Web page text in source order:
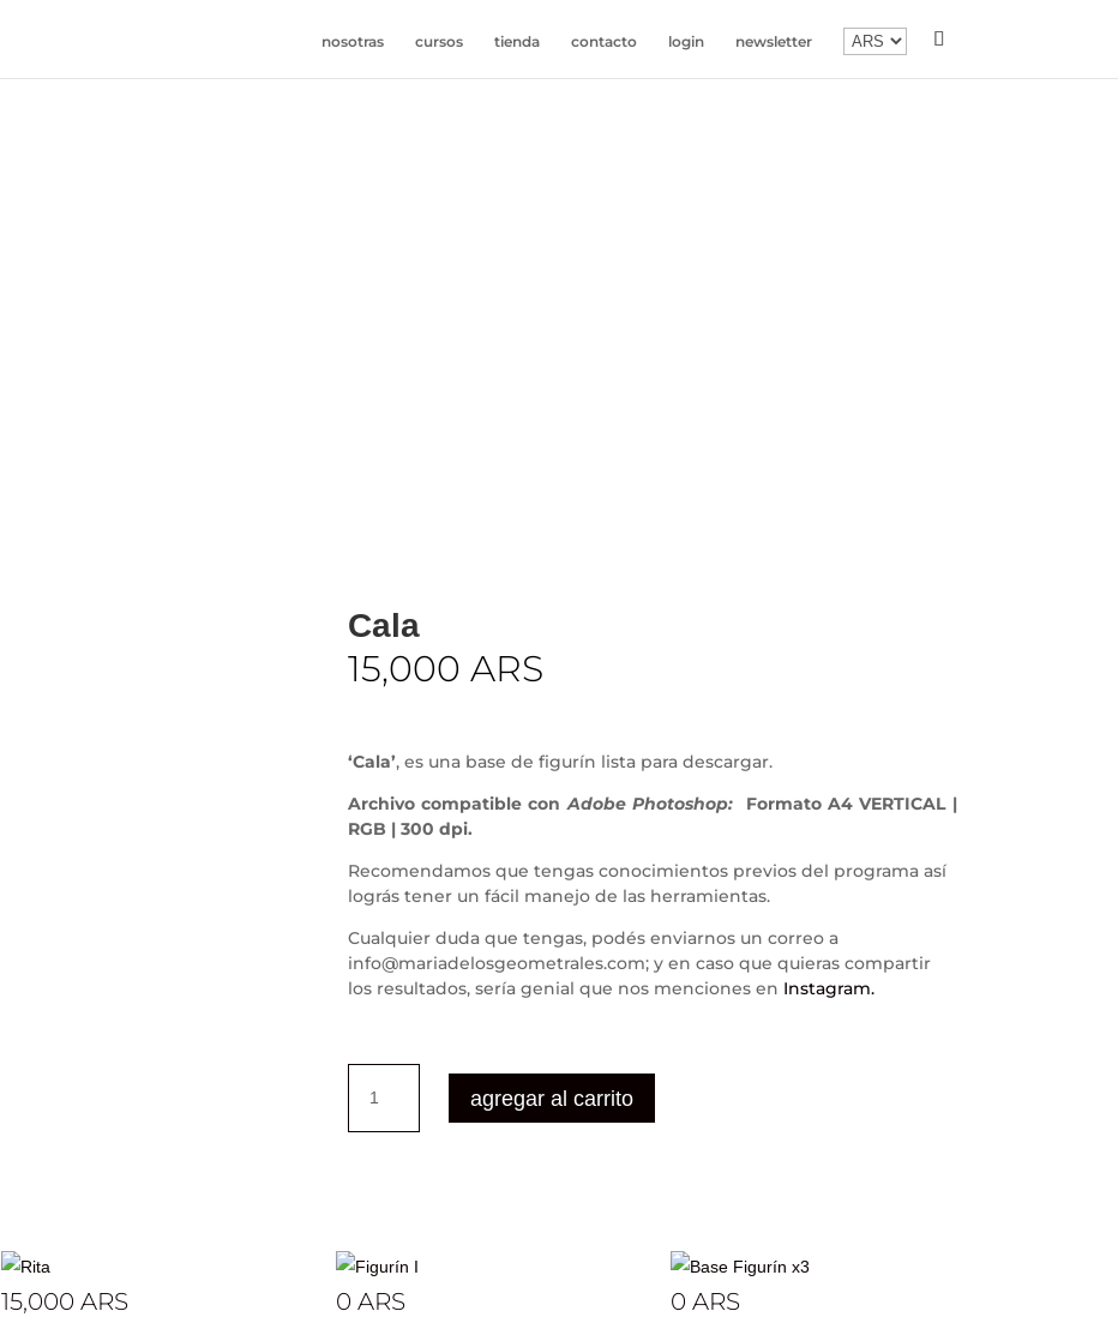
nosotras cursos tienda contacto login newsletter
Cala
15,000 ARS
‘Cala’, es una base de figurín lista para descargar.
Archivo compatible conAdobe Photoshop: Formato A4 VERTICAL |
RGB | 300 dpi.
Recomendamos que tengas conocimientos previos del programa así
lográs tener un fácil manejo de las herramientas.
Cualquier duda que tengas, podés enviarnos un correo a
info@mariadelosgeometrales.com; y en caso que quieras compartir
los resultados, sería genial que nos menciones en Instagram.
Cala
cantidad agregar al carrito
15,000ARS 0ARS 0ARS